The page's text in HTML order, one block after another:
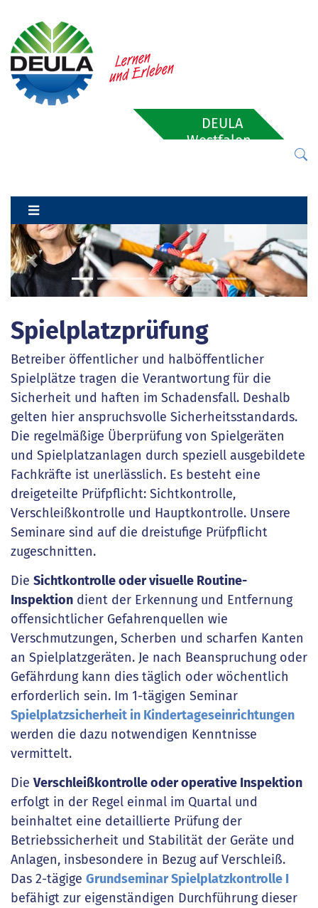
DEULA
Westfalen-
Previous Next
Spielplatzprüfung
Betreiber öffentlicher und halböffentlicher
Spielplätze tragen die Verantwortung für die
Sicherheit und haften im Schadensfall. Deshalb
gelten hier anspruchsvolle Sicherheitsstandards.
Die regelmäßige Überprüfung von Spielgeräten
und Spielplatzanlagen durch speziell ausgebildete
Fachkräfte ist unerlässlich. Es besteht eine
dreigeteilte Prüfpflicht: Sichtkontrolle,
Verschleißkontrolle und Hauptkontrolle. Unsere
Seminare sind auf die dreistufige Prüfpflicht
zugeschnitten.
Die Sichtkontrolle oder visuelle Routine-
Inspektion dient der Erkennung und Entfernung
offensichtlicher Gefahrenquellen wie
Verschmutzungen, Scherben und scharfen Kanten
an Spielplatzgeräten. Je nach Beanspruchung oder
Gefährdung kann dies täglich oder wöchentlich
erforderlich sein. Im 1-tägigen Seminar
Spielplatzsicherheit in Kindertageseinrichtungen
werden die dazu notwendigen Kenntnisse
vermittelt.
Die Verschleißkontrolle oder operative Inspektion
erfolgt in der Regel einmal im Quartal und
beinhaltet eine detaillierte Prüfung der
Betriebssicherheit und Stabilität der Geräte und
Anlagen, insbesondere in Bezug auf Verschleiß.
Das 2-tägige Grundseminar Spielplatzkontrolle I
befähigt zur eigenständigen Durchführung dieser